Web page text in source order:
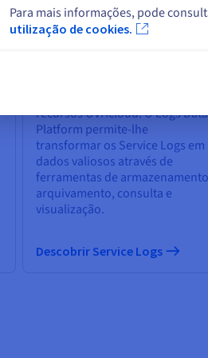
Service Logs
recursos OVHcloud. O Logs Data
Platform permite-lhe
transformar os Service Logs em
dados valiosos através de
ferramentas de
arquivamento, consulta e
visualização.
Descobrir Service Logs
Para mais informações, pode
utilização de cookies.